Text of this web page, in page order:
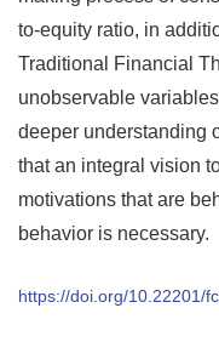
to-equity ratio, in
Traditional Financial
unobservable
deeper understanding
that an integral vision
motivations that are
behavior is necessary.
https://doi.org/10.22201/